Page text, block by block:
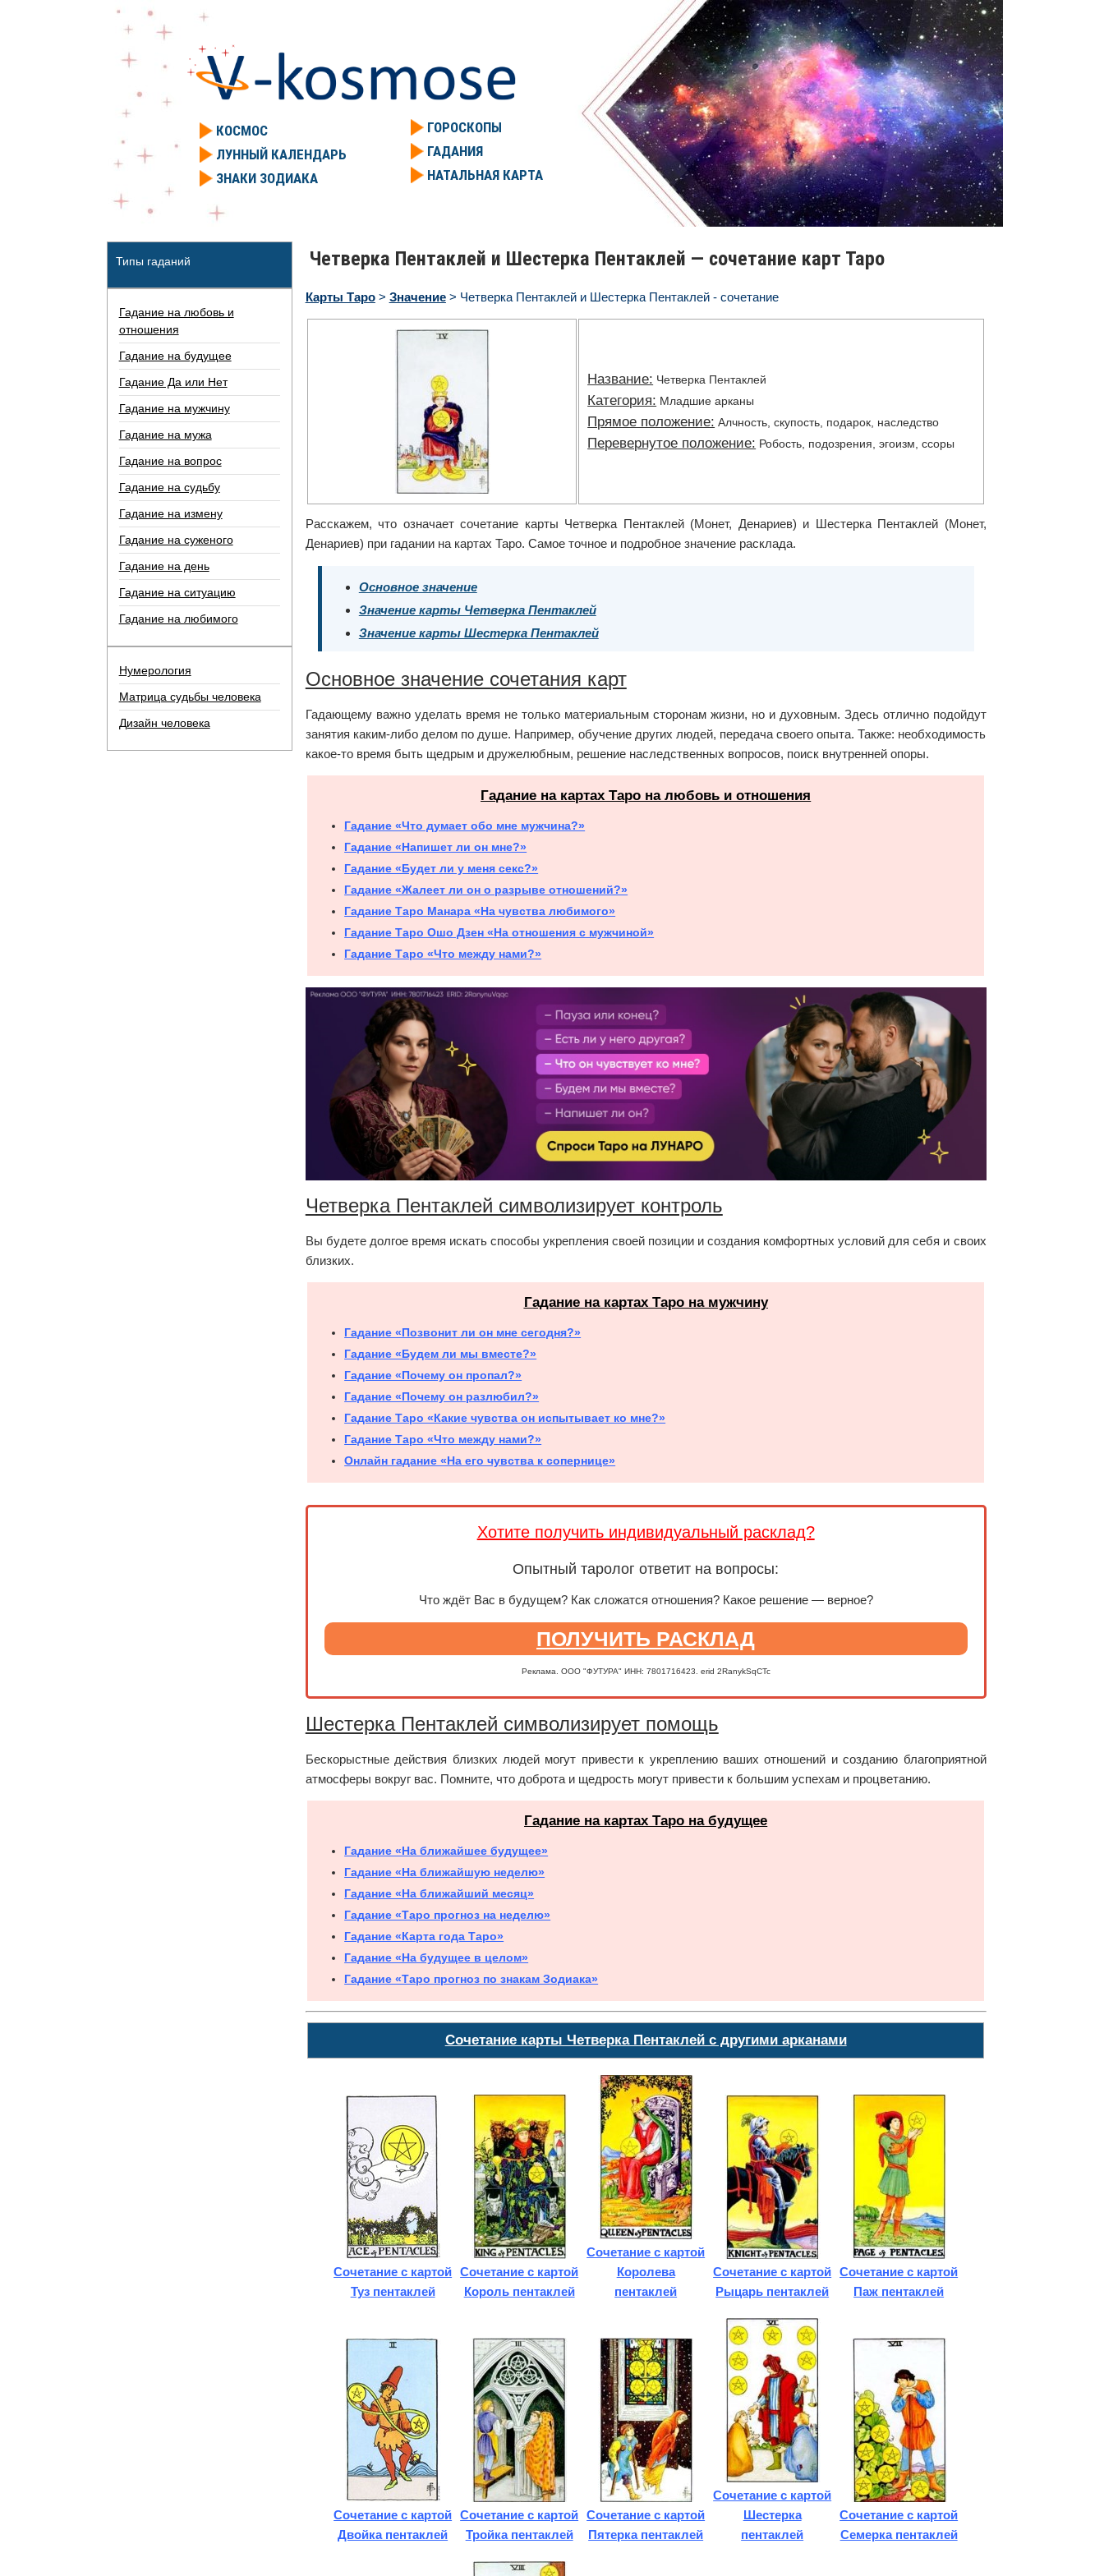
КОСМОС
ЛУННЫЙ КАЛЕНДАРЬ
ЗНАКИ ЗОДИАКА
ГОРОСКОПЫ
ГАДАНИЯ
НАТАЛЬНАЯ КАРТА
Четверка Пентаклей и Шестерка Пентаклей — сочетание карт Таро
Карты Таро> Значение> Четверка Пентаклей и Шестерка Пентаклей - сочетание
Название: Четверка Пентаклей
Категория: Младшие арканы
Прямое положение: Алчность, скупость, подарок, наследство
Перевернутое положение: Робость, подозрения, эгоизм, ссоры
Расскажем, что означает сочетание карты Четверка Пентаклей (Монет, Денариев) и Шестерка Пентаклей (Монет,
Денариев) при гадании на картах Таро. Самое точное и подробное значение расклада.
Основное значение
Значение карты Четверка Пентаклей
Значение карты Шестерка Пентаклей
Основное значение сочетания карт
Гадающему важно уделать время не только материальным сторонам жизни, но и духовным. Здесь отлично подойдут
занятия каким-либо делом по душе. Например, обучение других людей, передача своего опыта. Также: необходимость
какое-то время быть щедрым и дружелюбным, решение наследственных вопросов, поиск внутренней опоры.
Гадание на картах Таро на любовь и отношения
Гадание «Что думает обо мне мужчина?»
Гадание «Напишет ли он мне?»
Гадание «Будет ли у меня секс?»
Гадание «Жалеет ли он о разрыве отношений?»
Гадание Таро Манара «На чувства любимого»
Гадание Таро Ошо Дзен «На отношения с мужчиной»
Гадание Таро «Что между нами?»
Четверка Пентаклей символизирует контроль
Вы будете долгое время искать способы укрепления своей позиции и создания комфортных условий для себя и своих
близких.
Гадание на картах Таро на мужчину
Гадание «Позвонит ли он мне сегодня?»
Гадание «Будем ли мы вместе?»
Гадание «Почему он пропал?»
Гадание «Почему он разлюбил?»
Гадание Таро «Какие чувства он испытывает ко мне?»
Гадание Таро «Что между нами?»
Онлайн гадание «На его чувства к сопернице»
Хотите получить индивидуальный расклад?
Опытный таролог ответит на вопросы:
Что ждёт Вас в будущем? Как сложатся отношения? Какое решение — верное?
ПОЛУЧИТЬ РАСКЛАД
Реклама. ООО "ФУТУРА" ИНН: 7801716423. erid 2RanykSqCTc
Шестерка Пентаклей символизирует помощь
Бескорыстные действия близких людей могут привести к укреплению ваших отношений и созданию благоприятной
атмосферы вокруг вас. Помните, что доброта и щедрость могут привести к большим успехам и процветанию.
Гадание на картах Таро на будущее
Гадание «На ближайшее будущее»
Гадание «На ближайшую неделю»
Гадание «На ближайший месяц»
Гадание «Таро прогноз на неделю»
Гадание «Карта года Таро»
Гадание «На будущее в целом»
Гадание «Таро прогноз по знакам Зодиака»
Сочетание карты Четверка Пентаклей с другими арканами
Сочетание с картой
Туз пентаклей
Сочетание с картой
Король пентаклей
Сочетание с картой
Королева
пентаклей
Сочетание с картой
Рыцарь пентаклей
Сочетание с картой
Паж пентаклей
Сочетание с картой
Двойка пентаклей
Сочетание с картой
Тройка пентаклей
Сочетание с картой
Пятерка пентаклей
Сочетание с картой
Шестерка
пентаклей
Сочетание с картой
Семерка пентаклей
Типы гаданий
Гадание на любовь и
отношения
Гадание на будущее
Гадание Да или Нет
Гадание на мужчину
Гадание на мужа
Гадание на вопрос
Гадание на судьбу
Гадание на измену
Гадание на суженого
Гадание на день
Гадание на ситуацию
Гадание на любимого
Нумерология
Матрица судьбы человека
Дизайн человека